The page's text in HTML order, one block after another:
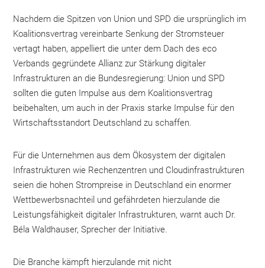
Nachdem die Spitzen von Union und SPD die ursprünglich im
Koalitionsvertrag vereinbarte Senkung der Stromsteuer
vertagt haben, appelliert die unter dem Dach des eco
Verbands gegründete Allianz zur Stärkung digitaler
Infrastrukturen an die Bundesregierung: Union und SPD
sollten die guten Impulse aus dem Koalitionsvertrag
beibehalten, um auch in der Praxis starke Impulse für den
Wirtschaftsstandort Deutschland zu schaffen.
Für die Unternehmen aus dem Ökosystem der digitalen
Infrastrukturen wie Rechenzentren und Cloudinfrastrukturen
seien die hohen Strompreise in Deutschland ein enormer
Wettbewerbsnachteil und gefährdeten hierzulande die
Leistungsfähigkeit digitaler Infrastrukturen, warnt auch Dr.
Béla Waldhauser, Sprecher der Initiative.
Die Branche kämpft hierzulande mit nicht